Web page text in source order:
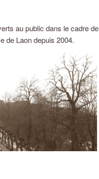
au public dans le cadre de
de Laon depuis 2004.